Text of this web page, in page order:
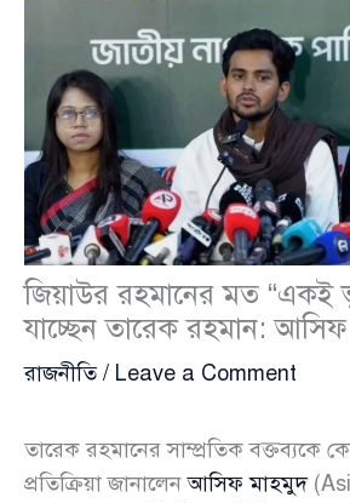
জিয়াউর রহমানের মত “একই
যাচ্ছেন তারেক রহমান: আসিফ
রাজনীতি/ Leave a Comment
তারেক রহমানের সাম্প্রতিক বক্তব্যকে
প্রতিক্রিয়া জানালেনআসিফ মাহমুদ